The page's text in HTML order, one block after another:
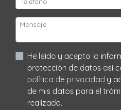
He leído y acepto la información básica sobre
protección de
política de privacidad y
de mis datos para el
realizada.